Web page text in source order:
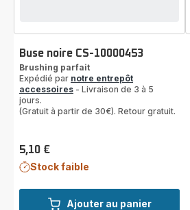
Ajouter au panier
Buse noire CS-10000453
Brushing parfait
Expédié par notre entrepôt
accessoires - Livraison de 3 à 5
jours.
(Gratuit à partir de 30€). Retour gratuit.
Prix
5,10 €
Stock faible